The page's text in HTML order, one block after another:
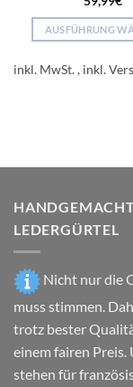
AUSFÜHRUNG
der
inkl. MwSt.
LEDERGÜRTEL
Nicht nur die
muss stimmen.
trotz bester
einem fairen
stehen für